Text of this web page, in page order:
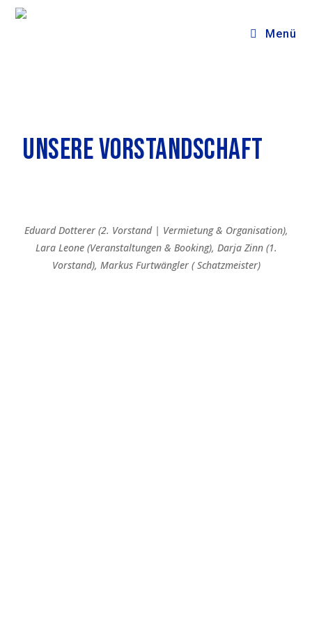
Menü
Unsere Vorstandschaft
Eduard Dotterer (2. Vorstand | Vermietung & Organisation),
Lara Leone (Veranstaltungen & Booking), Darja Zinn (1.
Vorstand), Markus Furtwängler ( Schatzmeister)